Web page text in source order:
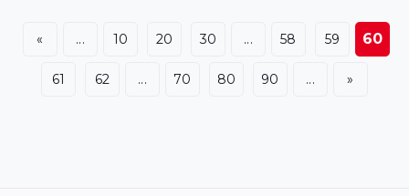
緩和局勢發揮建設性作用，個別成員執意以所謂支持外交
努力為名，強行要求在已被終止的議題下開會，不僅加劇
安理會分裂，更會破壞談判氛圍，嚴重阻礙伊朗核問題政
« ... 10 20 30 ... 58 59 60
61 62 ... 70 80 90 ... »